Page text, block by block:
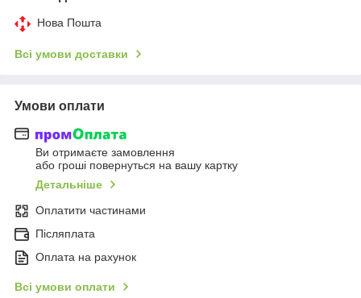
Нова Пошта
Всі умови доставки
Умови оплати
Ви отримаєте замовлення
або гроші повернуться на вашу картку
Детальніше
Оплатити частинами
Післяплата
Оплата на рахунок
Всі умови оплати